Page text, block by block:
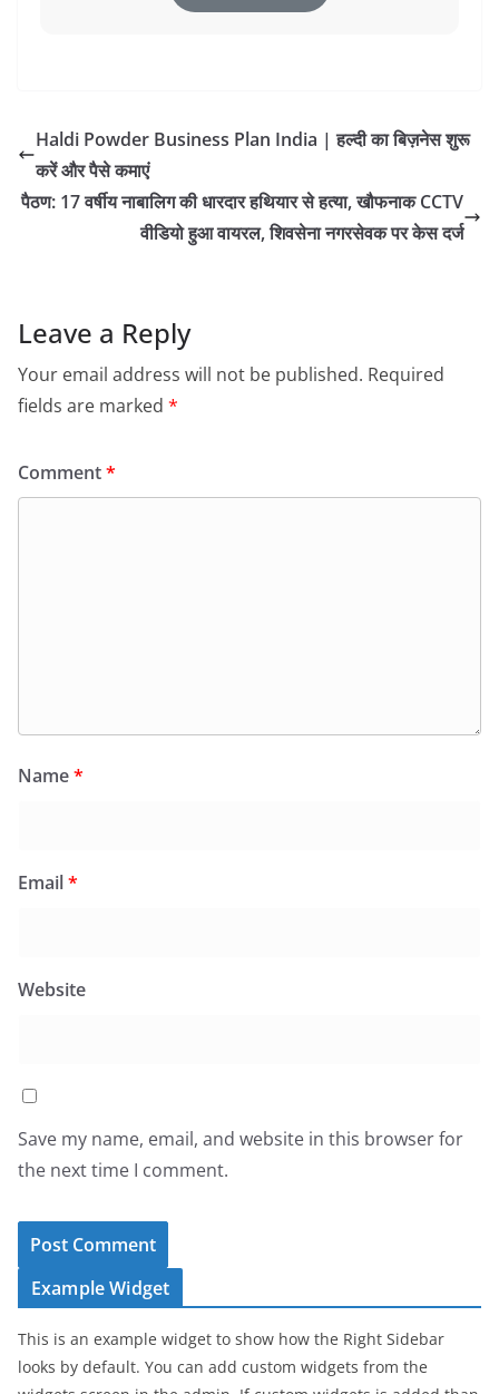
Haldi Powder Business Plan India | हल्दी का बिज़नेस शुरू
करें और पैसे कमाएं
पैठण: 17 वर्षीय नाबालिग की धारदार हथियार से हत्या, खौफनाक CCTV
वीडियो हुआ वायरल, शिवसेना नगरसेवक पर केस दर्ज
Leave a Reply
Your email address will not be published. Required
fields are marked *
Comment*
Name*
Email*
Website
Save my name, email, and website in this browser for
the next time I comment.
Example Widget
This is an example widget to show how the Right Sidebar
looks by default. You can add custom widgets from the